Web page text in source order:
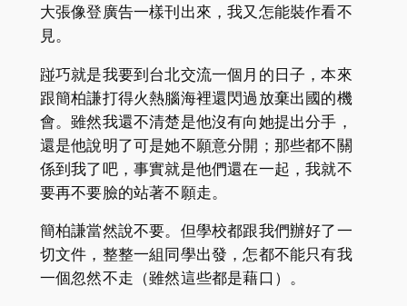
大張像登廣告一樣刊出來，我又怎能裝作看不
見。
踫巧就是我要到台北交流一個月的日子，本來
跟簡柏謙打得火熱腦海裡還閃過放棄出國的機
會。雖然我還不清楚是他沒有向她提出分手，
還是他說明了可是她不願意分開；那些都不關
係到我了吧，事實就是他們還在一起，我就不
要再不要臉的站著不願走。
簡柏謙當然說不要。但學校都跟我們辦好了一
切文件，整整一組同學出發，怎都不能只有我
一個忽然不走（雖然這些都是藉口）。